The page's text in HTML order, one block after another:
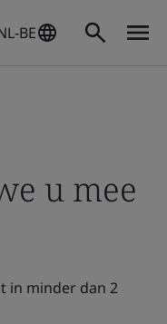
BE
u mee
in minder dan 2